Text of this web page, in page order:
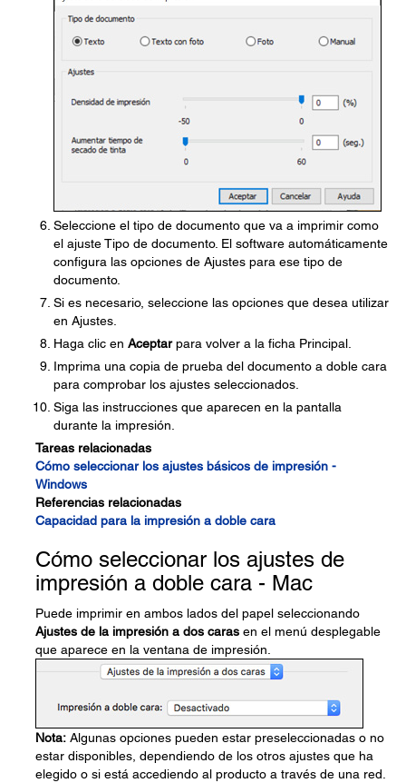
Seleccione el tipo de documento que va a imprimir como
el ajuste Tipo de documento. El software automáticamente
configura las opciones de Ajustes para ese tipo de
documento.
Si es necesario, seleccione las opciones que desea utilizar
en Ajustes.
Haga clic en Aceptarpara volver a la ficha Principal.
Imprima una copia de prueba del documento a doble cara
para comprobar los ajustes seleccionados.
Siga las instrucciones que aparecen en la pantalla
durante la impresión.
Tareas relacionadas
Cómo seleccionar los ajustes básicos de impresión -
Windows
Referencias relacionadas
Capacidad para la impresión a doble cara
Cómo seleccionar los ajustes de
impresión a doble cara - Mac
Puede imprimir en ambos lados del papel seleccionando
Ajustes de la impresión a dos caras en el menú desplegable
que aparece en la ventana de impresión.
Nota: Algunas opciones pueden estar preseleccionadas o no
estar disponibles, dependiendo de los otros ajustes que ha
elegido o si está accediendo al producto a través de una red.